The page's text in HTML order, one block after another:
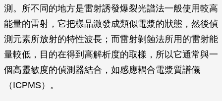
測。所不同的地方是雷射誘發爆裂光譜法一般使用較高
能量的雷射，它把樣品激發成類似電漿的狀態，然後偵
測元素所放射的特性波長；而雷射剝蝕法所用的雷射能
量較低，目的在得到高解析度的取樣，所以它通常與一
個高靈敏度的偵測器結合，如感應耦合電漿質譜儀
（ICPMS）。